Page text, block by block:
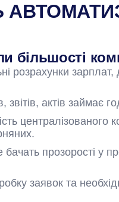
більшості
розрахунки
актів займає
централізованого
бачать прозорості у
заявок та